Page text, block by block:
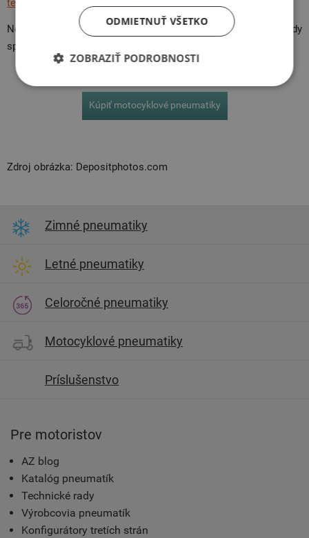
textilu?
Nezabúdajte tiež na to, aby ste mali na vašej mašine vždy
správne pneumatiky. Kupujte gumy od profesionálov.
Kúpiť motocyklové pneumatiky
Zdroj obrázka: Depositphotos.com
Zimné pneumatiky
Letné pneumatiky
Celoročné pneumatiky
Motocyklové pneumatiky
Príslušenstvo
Pre motoristov
AZ blog
Katalóg pneumatík
Technické rady
Výrobcovia pneumatík
Konfigurátory tretích strán
ODMIETNUŤ VŠETKO
ZOBRAZIŤ PODROBNOSTI